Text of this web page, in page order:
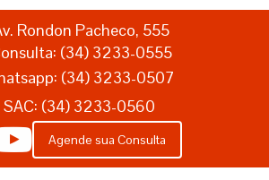
Rondon Pacheco, 555
(34) 3233-0555
(34) 3233-0507
SAC: (34) 3233-0560
Agende sua Consulta